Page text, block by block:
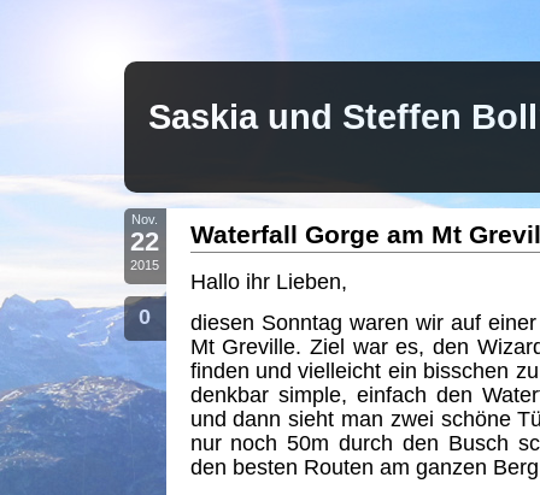
Saskia und Steffen
Nov.
22
2015
0
Waterfall Gorge am Mt
Hallo ihr Lieben,
diesen Sonntag waren wir auf
Mt Greville. Ziel war es, den
finden und vielleicht ein bisschen
denkbar simple, einfach den
und dann sieht man zwei schöne
nur noch 50m durch den Busch
den besten Routen am ganzen